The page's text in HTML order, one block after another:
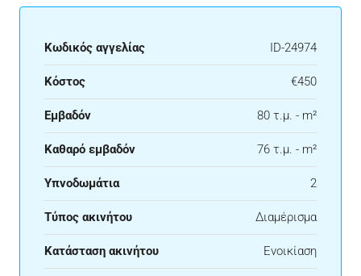
Κωδικός αγγελίας ID-24974
Κόστος €450
Εμβαδόν 80 τ.μ. - m²
Καθαρό εμβαδόν 76 τ.μ. - m²
Υπνοδωμάτια 2
Τύπος ακινήτου Διαμέρισμα
Κατάσταση ακινήτου Ενοικίαση